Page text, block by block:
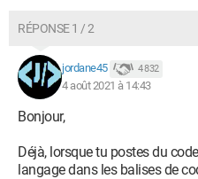
$mdpconnect));
if($userexist == 1)
$userinfo =
         header("Location: profil.php?
RÉPONSE 1 / 2
jordane45 4 832
4 août 2021 à 14:43
Bonjour,
Déjà, lorsque tu postes du
langage dans les balises de